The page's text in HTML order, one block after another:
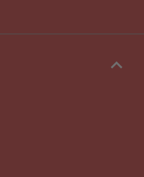
keyboard_arrow_up